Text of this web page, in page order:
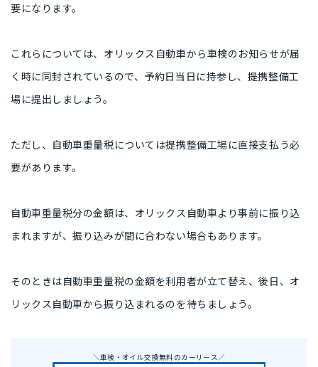
要になります。
これらについては、オリックス自動車から車検のお知らせが届
く時に同封されているので、予約日当日に持参し、提携整備工
場に提出しましょう。
ただし、自動車重量税については提携整備工場に直接支払う必
要があります。
自動車重量税分の金額は、オリックス自動車より事前に振り込
まれますが、振り込みが間に合わない場合もあります。
そのときは自動車重量税の金額を利用者が立て替え、後日、オ
リックス自動車から振り込まれるのを待ちましょう。
＼車検・オイル交換無料のカーリース／